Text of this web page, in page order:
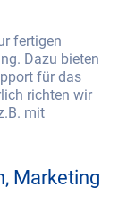
fertigen
Dazu bieten
für das
richten wir
mit
Marketing